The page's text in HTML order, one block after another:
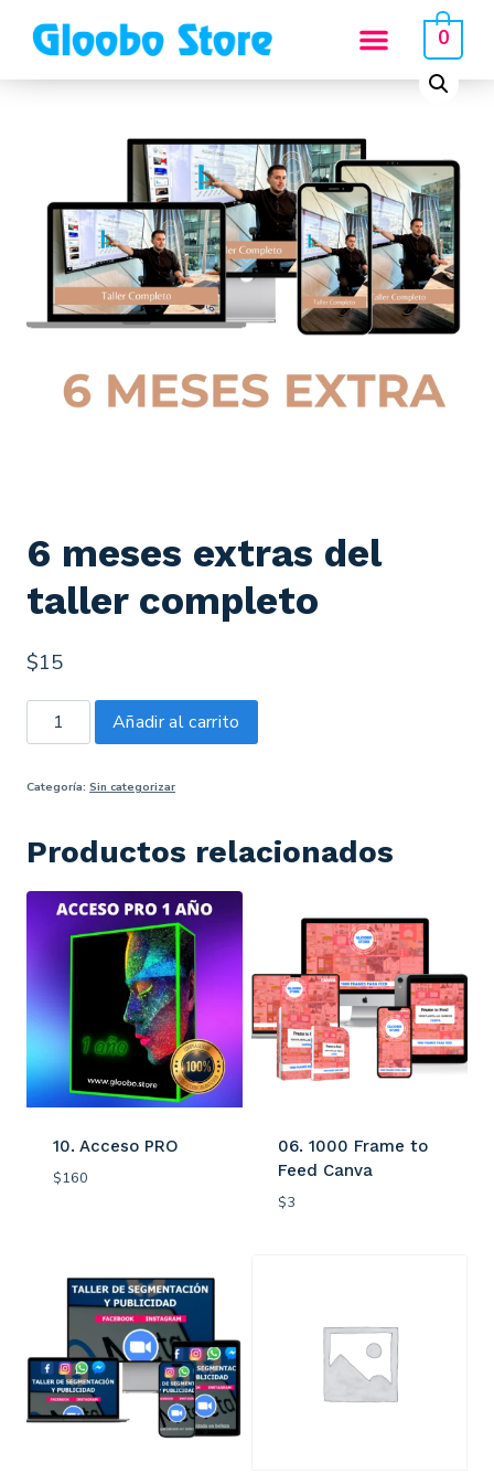
0
Inicio/ Tienda /Sin categorizar/6 meses extras del taller completo
6 meses extras del
taller completo
$15
Añadir al carrito
Categoría: Sin categorizar
Productos relacionados
10. Acceso PRO
$160
06. 1000 Frame to
Feed Canva
$3